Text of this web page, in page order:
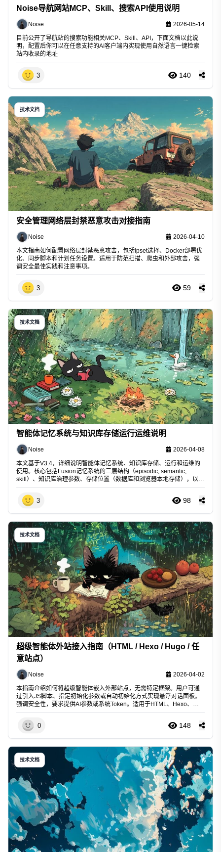
Noise导航网站MCP、Skill、搜索API使用说明
Noise
2026-05-14
目前公开了导航站的搜索功能相关MCP、Skill、API，下面文档以此说
明，配置后你可以在任意支持的AI客户端内实现使用自然语言一键检索
站内收录的地址
3 140
技术文档
安全管理网络层封禁恶意攻击对接指南
Noise
2026-04-10
本文指南如何配置网络层封禁恶意攻击，包括ipset选择、Docker部署优
化、同步脚本和计划任务设置。适用于防范扫描、爬虫和外部攻击，强
调安全最佳实践和注意事项。
3 59
技术文档
智能体记忆系统与知识库存储运行运维说明
Noise
2026-04-08
本文基于V3.4，详细说明智能体记忆系统、知识库存储、运行和运维的
使用。核心包括Fusion记忆系统的三层结构（episodic, semantic,
skill）、知识库治理参数、存储位置（数据库和浏览器本地存储），以及
Agent KB和扩展端机制。通过统一状态对象管理，优化系统联动和版本
跟踪。
3 98
技术文档
超级智能体外站接入指南（HTML / Hexo / Hugo / 任
意站点）
Noise
2026-04-02
本指南介绍如何将超级智能体嵌入外部站点，无需特定框架。用户可通
过引入JS脚本、指定初始化参数或自动初始化方式实现悬浮对话面板。
强调安全性，要求提供AI参数或系统Token。适用于HTML、Hexo、
Hugo等任意网站。
0 148
技术文档